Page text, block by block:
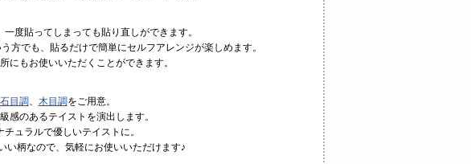
度貼ってしまっても貼り直しができます。
方でも、貼るだけで簡単にセルフアレンジが楽しめます。
にもお使いいただくことができます。
石目調 、 木目調 をご用意。
感のあるテイストを演出します。
チュラルで優しいテイストに。
い柄なので、気軽にお使いいただけます♪